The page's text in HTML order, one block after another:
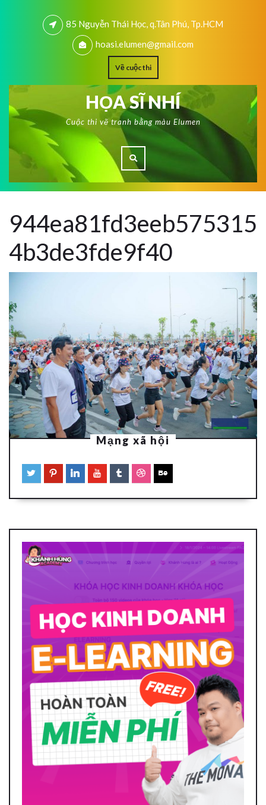
85 Nguyễn Thái Học, q.Tân Phú, Tp.HCM
hoasi.elumen@gmail.com
Về cuộc thi
HỌA SĨ NHÍ
Cuộc thi vẽ tranh bằng màu Elumen
944ea81fd3eeb575315
4b3de3fde9f40
Mạng xã hội